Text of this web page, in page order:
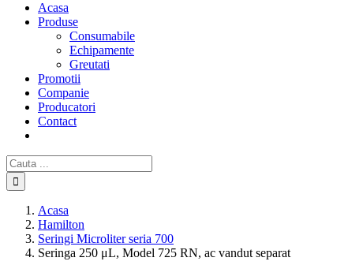
Acasa
Produse
Consumabile
Echipamente
Greutati
Promotii
Companie
Producatori
Contact
Cautare...
Acasa
Hamilton
Seringi Microliter seria 700
Seringa 250 μL, Model 725 RN, ac vandut separat